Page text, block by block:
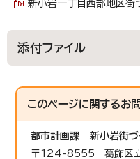
新小岩一丁目西部地区街
添付ファイル
このページに関するお
都市計画課
新小岩街
〒124-8555 葛飾区